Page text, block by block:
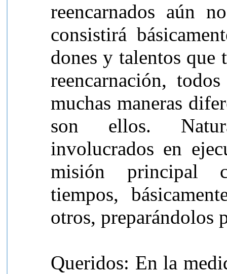
reencarnados aún
consistirá
dones y talentos que
reencarnación,
muchas maneras
son ellos.
involucrados en
misión principal
tiempos,
otros, preparándolos
Queridos: En la